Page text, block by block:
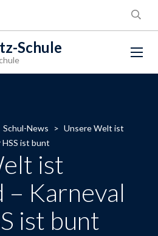
Schule
Schul-News > Unsere Welt ist
ist bunt
ist
– Karneval
ist bunt